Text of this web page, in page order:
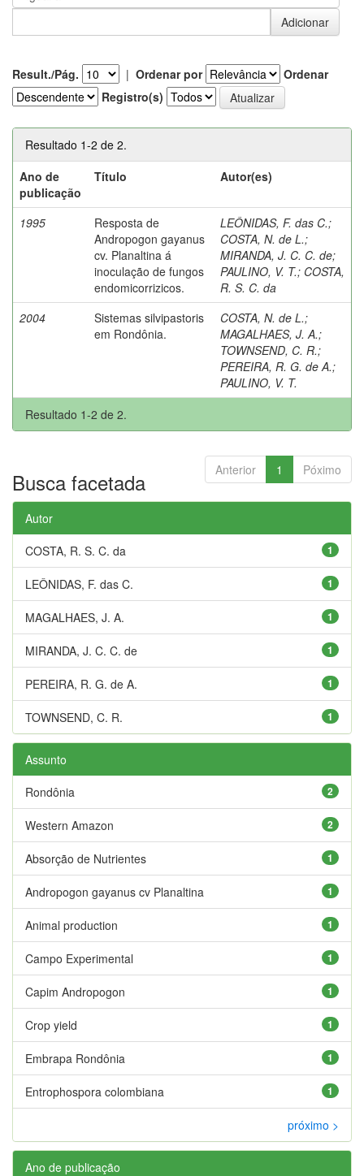
Result./Pág. | Ordenar por
Ordenar
Registro(s)
Resultado 1-2 de 2.
Ano de
publicação
Título Autor(es)
1995
Resposta de
Andropogon gayanus
cv. Planaltina á
inoculação de fungos
endomicorrizicos.
LEÔNIDAS, F. das C.;
COSTA, N. de L.;
MIRANDA, J. C. C. de;
PAULINO, V. T.; COSTA,
R. S. C. da
2004
Sistemas silvipastoris
em Rondônia.
COSTA, N. de L.;
MAGALHAES, J. A.;
TOWNSEND, C. R.;
PEREIRA, R. G. de A.;
PAULINO, V. T.
Resultado 1-2 de 2.
Anterior 1 Póximo
Busca facetada
Autor
1
COSTA, R. S. C. da
1
LEÔNIDAS, F. das C.
1
MAGALHAES, J. A.
1
MIRANDA, J. C. C. de
1
PEREIRA, R. G. de A.
1
TOWNSEND, C. R.
Assunto
2
Rondônia
2
Western Amazon
1
Absorção de Nutrientes
1
Andropogon gayanus cv Planaltina
1
Animal production
1
Campo Experimental
1
Capim Andropogon
1
Crop yield
1
Embrapa Rondônia
1
Entrophospora colombiana
próximo >
Ano de publicação